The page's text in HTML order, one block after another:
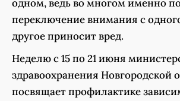
одном, ведь во многом именно
переключение внимания с
другое приносит вред.
Неделю с 15 по 21 июня
здравоохранения Новгородской
посвящает профилактике